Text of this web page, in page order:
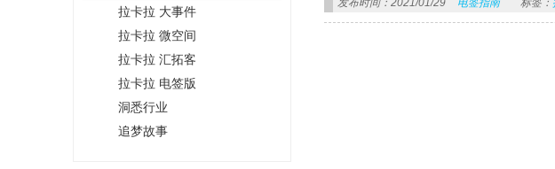
拉卡拉 大事件
拉卡拉 微空间
拉卡拉 汇拓客
拉卡拉 电签版
洞悉行业
追梦故事
发布时间：2021/01/29 电签指南 标签：